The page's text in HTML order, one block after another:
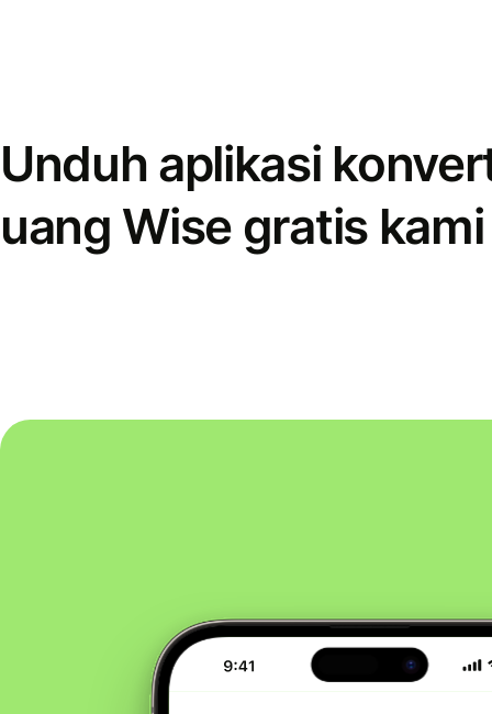
Unduh aplikasi
uang Wise gratis kami